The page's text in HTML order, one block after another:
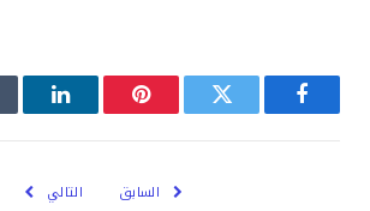
فيسبوكتويتر بينتيريست
السابق التالي